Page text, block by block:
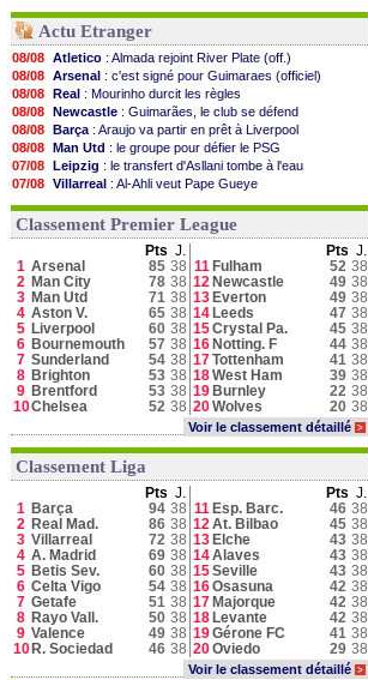
Actu Etranger
08/08 Atletico : Almada rejoint River Plate (off.)
08/08 Arsenal : c'est signé pour Guimaraes (officiel)
08/08 Real : Mourinho durcit les règles
08/08 Newcastle : Guimarães, le club se défend
08/08 Barça : Araujo va partir en prêt à Liverpool
08/08 Man Utd : le groupe pour défier le PSG
07/08 Leipzig : le transfert d'Asllani tombe à l'eau
07/08 Villarreal : Al-Ahli veut Pape Gueye
07/08
Atletico: Ruggeri en route pour Aston Villa
07/08 Arsenal: Naples vise Gabriel Jesus
: Mastantuono prêté à la Fiorentina (off.)
07/08 Man City
: accord avec le Barça pour Rodri ?
07/08 Palace
: Tomiyasu a convaincu (officiel)
07/08 Grenade : Luca Zidane va changer de club
Voir toutes les brèves
Classement Premier League
Pts J. Pts J.
1 Arsenal 85 38 11 Fulham 52 38
2 Man City 78 38 12 Newcastle 49 38
3 Man Utd 71 38 13 Everton 49 38
4 Aston V. 65 38 14 Leeds 47 38
5 Liverpool 60 38 15Crystal Pa. 45 38
6 Bournemouth 57 38 16 Notting. F 44 38
7 Sunderland 54 38 17Tottenham 41 38
8 Brighton 53 38 18West Ham 39 38
9 Brentford 53 38 19 Burnley 22 38
10Chelsea 52 38 20Wolves 20 38
Voir le classement détaillé >
Classement Liga
Pts J. Pts J.
1 Barça 94 38 11 Esp. Barc. 46 38
2 Real Mad. 86 38 12At. Bilbao 45 38
3 Villarreal 72 38 13 Elche 43 38
4 A. Madrid 69 38 14Alaves 43 38
5 Betis Sev. 60 38 15Seville 43 38
6 Celta Vigo 54 38 16Osasuna 42 38
7 Getafe 51 38 17 Majorque 42 38
8 Rayo Vall. 50 38 18 Levante 42 38
9 Valence 49 38 19Gérone FC 41 38
10 R. Sociedad 46 38 20Oviedo 29 38
Voir le classement détaillé >